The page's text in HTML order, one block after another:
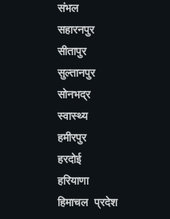
संभल
सहारनपुर
सीतापुर
सुल्तानपुर
सोनभद्र
स्वास्थ्य
हमीरपुर
हरदोई
हरियाणा
हिमाचल प्रदेश